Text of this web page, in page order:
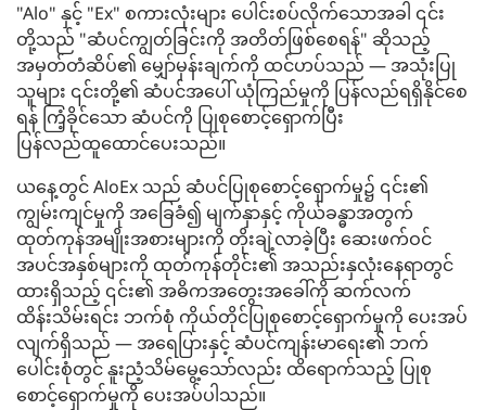
"Alo" နှင့် "Ex" စကားလုံးများ ပေါင်းစပ်လိုက်သောအခါ ၎င်း
တို့သည် "ဆံပင်ကျွတ်ခြင်းကို အတိတ်ဖြစ်စေရန်" ဆိုသည့်
အမှတ်တံဆိပ်၏ မျှော်မှန်းချက်ကို ထင်ဟပ်သည် — အသုံးပြု
သူများ ၎င်းတို့၏ ဆံပင်အပေါ် ယုံကြည်မှုကို ပြန်လည်ရရှိနိုင်စေ
ရန် ကြံ့ခိုင်သော ဆံပင်ကို ပြုစုစောင့်ရှောက်ပြီး
ပြန်လည်ထူထောင်ပေးသည်။
ယနေ့တွင် AloEx သည် ဆံပင်ပြုစုစောင့်ရှောက်မှု၌ ၎င်း၏
ကျွမ်းကျင်မှုကို အခြေခံ၍ မျက်နှာနှင့် ကိုယ်ခန္ဓာအတွက်
ထုတ်ကုန်အမျိုးအစားများကို တိုးချဲ့လာခဲ့ပြီး ဆေးဖက်ဝင်
အပင်အနှစ်များကို ထုတ်ကုန်တိုင်း၏ အသည်းနှလုံးနေရာတွင်
ထားရှိသည့် ၎င်း၏ အဓိကအတွေးအခေါ်ကို ဆက်လက်
ထိန်းသိမ်းရင်း ဘက်စုံ ကိုယ်တိုင်ပြုစုစောင့်ရှောက်မှုကို ပေးအပ်
လျက်ရှိသည် — အရေပြားနှင့် ဆံပင်ကျန်းမာရေး၏ ဘက်
ပေါင်းစုံတွင် နူးညံ့သိမ်မွေ့သော်လည်း ထိရောက်သည့် ပြုစု
စောင့်ရှောက်မှုကို ပေးအပ်ပါသည်။